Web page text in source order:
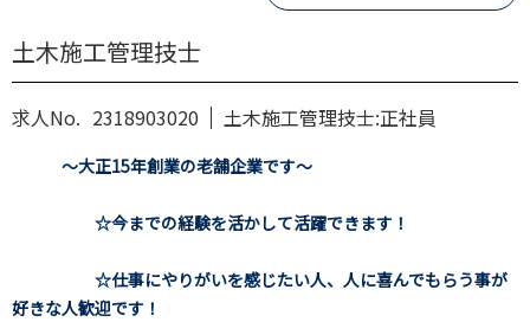
土木施工管理技士
求人No. 2318903020 土木施工管理技士:正社員
～大正15年創業の老舗企業です～
☆今までの経験を活かして活躍できます！
☆仕事にやりがいを感じたい人、人に喜んでもらう事が
好きな人歓迎です！